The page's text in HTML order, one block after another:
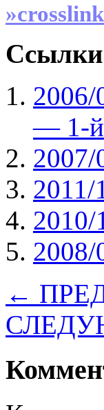
Ссылки
— 1-й
←